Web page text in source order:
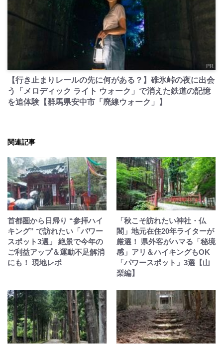
PR
【行き止まりレールの先に何がある？】碓氷峠の夜に出会
う「メロディック ライト ウォーク」で消えた鉄道の記憶
を追体験【群馬県安中市「廃線ウォーク」】
関連記事
首都圏から日帰り “参拝ハイ
キング” で訪れたい「パワー
スポット3選」 絶景で今年の
ご利益アップ＆運動不足解消
にも！ 現地レポ
「秋こそ訪れたい神社・仏
閣」地元在住20年ライターが
厳選！ 県外客がハマる「秘境
感」アリ＆ハイキングもOK
「パワースポット」3選【山
梨編】